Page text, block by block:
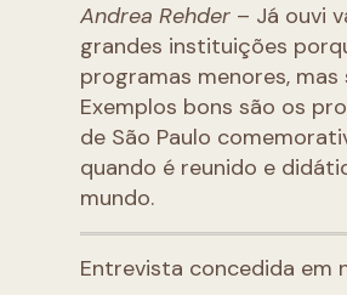
Andrea Rehder – Já ouvi
grandes instituições
programas menores,
Exemplos bons são os
de São Paulo
quando é reunido e
mundo.
Entrevista concedida em